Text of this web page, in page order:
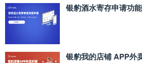
银豹酒水寄存申请功能
银豹我的店铺 APP外